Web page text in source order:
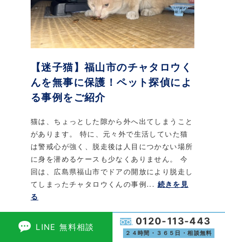
【迷子猫】福山市のチャタロウく
んを無事に保護！ペット探偵によ
る事例をご紹介
猫は、ちょっとした隙から外へ出てしまうこと
があります。 特に、元々外で生活していた猫
は警戒心が強く、脱走後は人目につかない場所
に身を潜めるケースも少なくありません。 今
回は、広島県福山市でドアの開放により脱走し
てしまったチャタロウくんの事例... 続きを見
る
LINE 無料相談 0120-113-443
２４時間・３６５日・相談無料